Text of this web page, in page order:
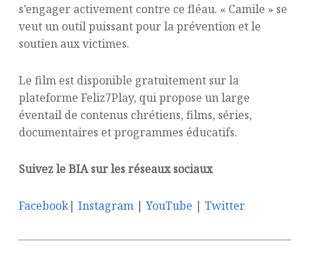
s’engager activement contre ce fléau. « Camile » se
veut un outil puissant pour la prévention et le
soutien aux victimes.
Le film est disponible gratuitement sur la
plateforme Feliz7Play, qui propose un large
éventail de contenus chrétiens, films, séries,
documentaires et programmes éducatifs.
Suivez le BIA sur les réseaux sociaux
Facebook| Instagram|YouTube | Twitter